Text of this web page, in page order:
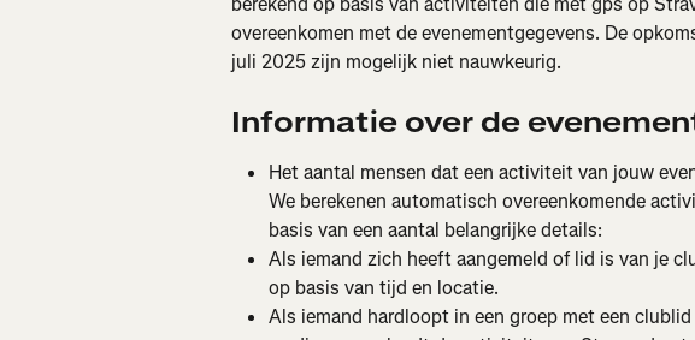
overeenkomen met de evenementgegevens. De
juli 2025 zijn mogelijk niet nauwkeurig.
Informatie over de
Het aantal mensen dat een activiteit van jouw
We berekenen automatisch overeenkomende
basis van een aantal belangrijke details:
Als iemand zich heeft aangemeld of lid is van je
op basis van tijd en locatie.
Als iemand hardloopt in een groep met een